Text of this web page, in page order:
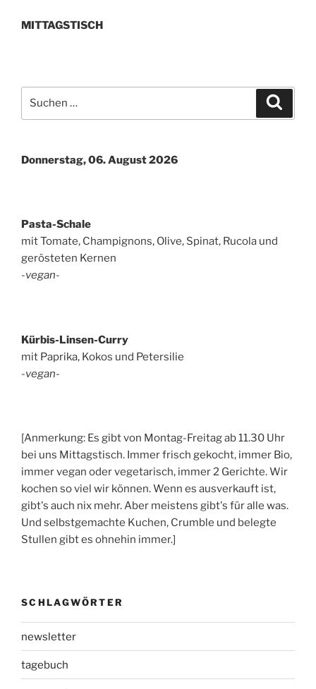
MITTAGSTISCH
nach:
Donnerstag, 06. August 2026
Pasta-Schale
mit Tomate, Champignons, Olive, Spinat, Rucola und
gerösteten Kernen
-vegan-
Kürbis-Linsen-Curry
mit Paprika, Kokos und Petersilie
-vegan-
[Anmerkung: Es gibt von Montag-Freitag ab 11.30 Uhr
bei uns Mittagstisch. Immer frisch gekocht, immer Bio,
immer vegan oder vegetarisch, immer 2 Gerichte. Wir
kochen so viel wir können. Wenn es ausverkauft ist,
gibt's auch nix mehr. Aber meistens gibt's für alle was.
Und selbstgemachte Kuchen, Crumble und belegte
Stullen gibt es ohnehin immer.]
SCHLAGWÖRTER
newsletter
tagebuch